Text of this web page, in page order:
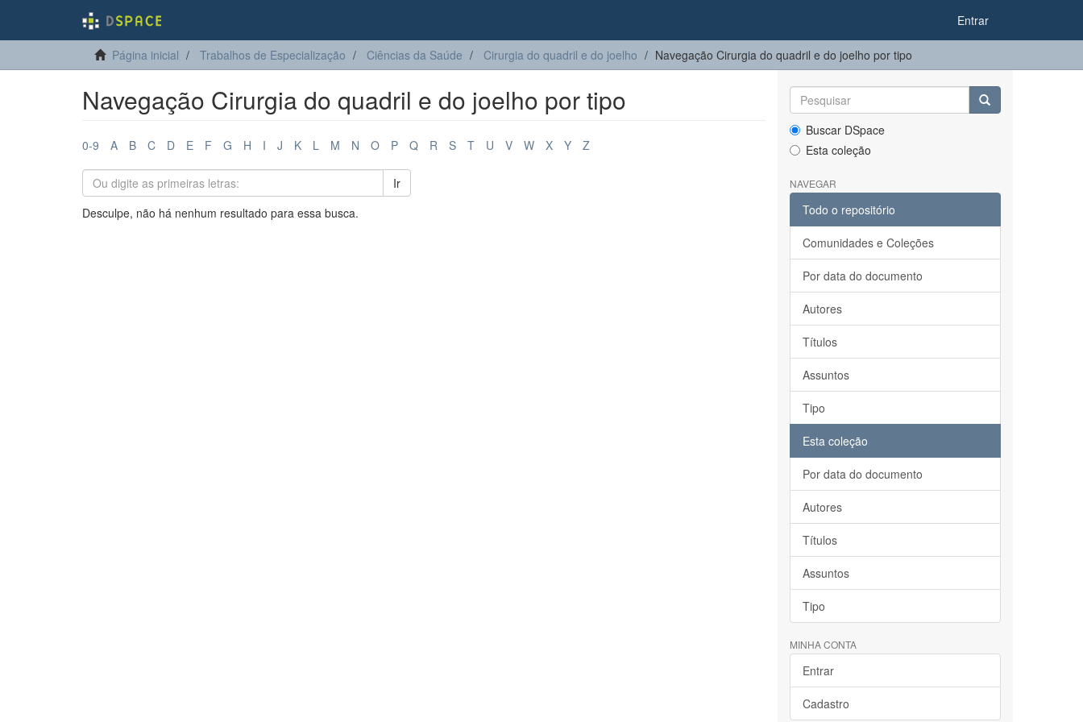
Entrar
Página inicial Trabalhos de Especialização Ciências da Saúde Cirurgia do quadril e do joelho​ Navegação Cirurgia do quadril e do joelho​ por tipo
Navegação Cirurgia do quadril e do joelho​ por tipo
0-9 A B C D E F G H I J K L M N O P Q R S T U V W X Y Z
Ir
Desculpe, não há nenhum resultado para essa busca.
Buscar DSpace
Esta coleção
NAVEGAR
Todo o repositório
Comunidades e Coleções
Por data do documento
Autores
Títulos
Assuntos
Tipo
Esta coleção
Por data do documento
Autores
Títulos
Assuntos
Tipo
MINHA CONTA
Entrar
Cadastro